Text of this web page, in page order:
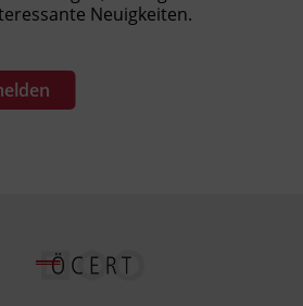
Neuigkeiten.